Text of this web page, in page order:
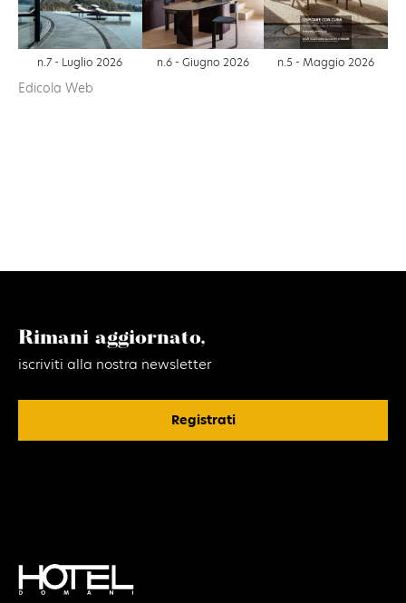
n.7 - Luglio 2026 n.6 - Giugno 2026 n.5 - Maggio 2026
Edicola Web
Rimani aggiornato,
iscriviti alla nostra newsletter
Registrati